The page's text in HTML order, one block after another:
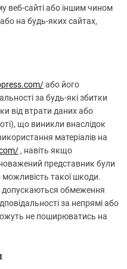
веб-сайті або іншим чином
на будь-яких сайтах,
або його
за будь-які збитки
від втрати даних або
що виникли внаслідок
матеріалів на
, навіть якщо
представник були
такої шкоди.
допускаються обмеження
за непрямі або
не поширюватись на